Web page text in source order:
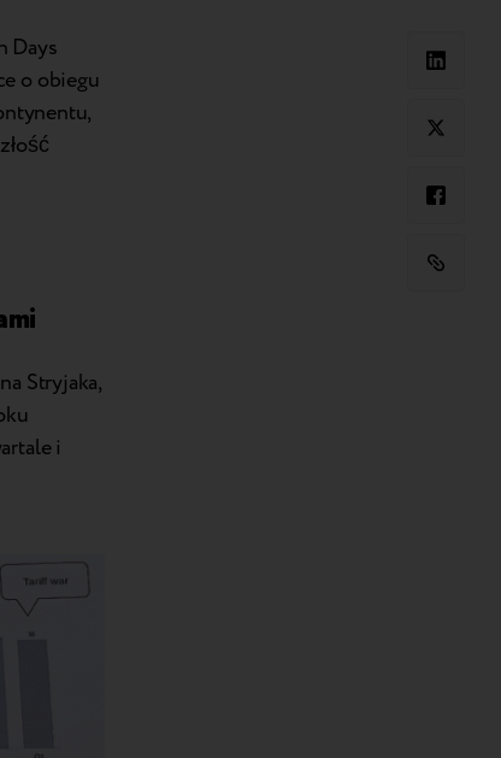
Days
o obiegu
Stryjaka,
i